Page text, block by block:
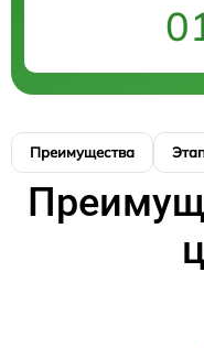
Преимущества